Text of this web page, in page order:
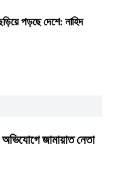
পড়ছে দেশে: নাহিদ
অভিযোগে জামায়াত নেতা